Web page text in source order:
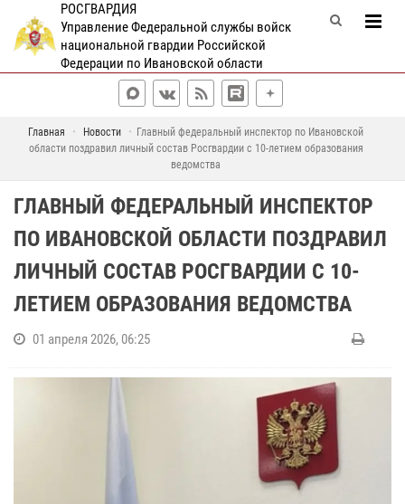
РОСГВАРДИЯ
Управление Федеральной службы войск
национальной гвардии Российской
Федерации по Ивановской области
Главная Новости
Главный федеральный инспектор по Ивановской
области поздравил личный состав Росгвардии с 10-летием образования
ведомства
ГЛАВНЫЙ ФЕДЕРАЛЬНЫЙ ИНСПЕКТОР
ПО ИВАНОВСКОЙ ОБЛАСТИ ПОЗДРАВИЛ
ЛИЧНЫЙ СОСТАВ РОСГВАРДИИ С 10-
ЛЕТИЕМ ОБРАЗОВАНИЯ ВЕДОМСТВА
01 апреля 2026, 06:25